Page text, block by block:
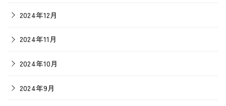
2024年12月
2024年11月
2024年10月
2024年9月